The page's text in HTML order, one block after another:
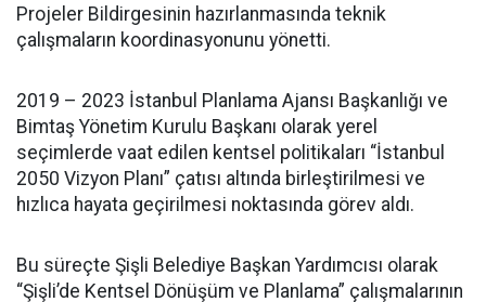
Projeler Bildirgesinin hazırlanmasında teknik
çalışmaların koordinasyonunu yönetti.
2019 – 2023 İstanbul Planlama Ajansı Başkanlığı ve
Bimtaş Yönetim Kurulu Başkanı olarak yerel
seçimlerde vaat edilen kentsel politikaları “İstanbul
2050 Vizyon Planı” çatısı altında birleştirilmesi ve
hızlıca hayata geçirilmesi noktasında görev aldı.
Bu süreçte Şişli Belediye Başkan Yardımcısı olarak
“Şişli’de Kentsel Dönüşüm ve Planlama” çalışmalarının